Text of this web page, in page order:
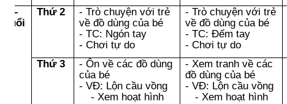
–
buổi
Thứ 2
- Trò chuyện với trẻ
về đồ dùng của bé
- TC: Ngón tay
- Chơi tự do
- Trò chuyện với trẻ
về đồ dùng của bé
- TC: Đếm tay
- Chơi tự do
Thứ 3
- Ôn về các đồ dùng
của bé
- VĐ: Lộn cầu vồng
- Xem hoạt hình
- Xem tranh về các
đồ dùng của bé
- VĐ: Lộn cầu vồng
- Xem hoạt hình